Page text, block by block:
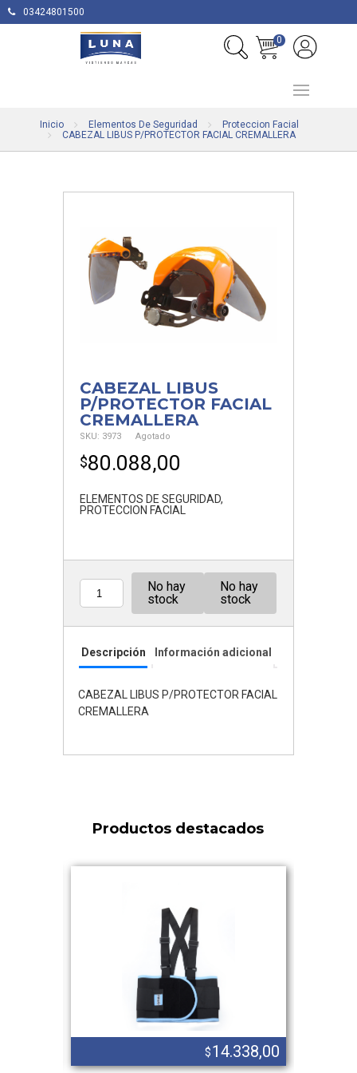
03424801500
0
Inicio Elementos De Seguridad
Proteccion Facial
CABEZAL LIBUS P/PROTECTOR FACIAL CREMALLERA
CABEZAL LIBUS
P/PROTECTOR FACIAL
CREMALLERA
SKU: 3973 Agotado
$80.088,00
ELEMENTOS DE SEGURIDAD,
PROTECCION FACIAL
Cantidad
No hay
stock
No hay
stock
Descripción Información adicional
CABEZAL LIBUS P/PROTECTOR FACIAL
CREMALLERA
Productos destacados
$14.338,00